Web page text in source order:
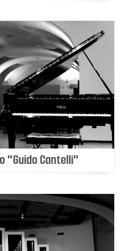
"Guido Cantelli"